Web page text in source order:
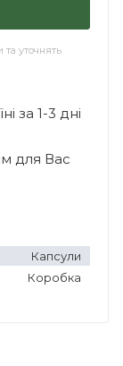
уточнять
за 1-3 дні
для Вас
Капсули
Коробка